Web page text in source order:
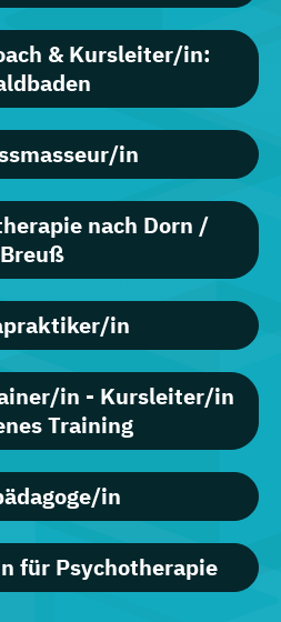
& Kursleiter/in:
in
nach Dorn /
Breuß
in
in - Kursleiter/in
Training
in
für Psychotherapie